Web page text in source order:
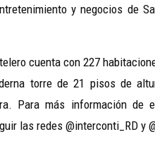
y negocios de
cuenta con 227
torre de 21 pisos de
Para más información
las redes @interconti_RD y